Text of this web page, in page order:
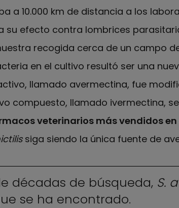
a 10.000 km de distancia a los
su efecto contra lombrices
recogida cerca de un campo
en el cultivo resultó ser una
llamado avermectina, fue
compuesto, llamado ivermectina,
veterinarios más vendidos
siga siendo la única fuente de
décadas de búsqueda, S.
se ha encontrado.